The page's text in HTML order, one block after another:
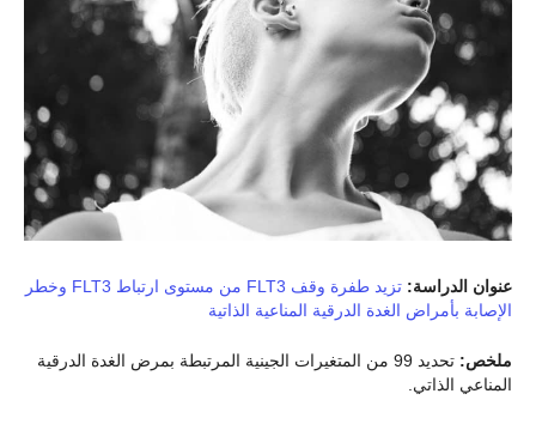
عنوان الدراسة:
تزيد طفرة وقف FLT3 من مستوى ارتباط FLT3 وخطر
الإصابة بأمراض الغدة الدرقية المناعية الذاتية
ملخص:
تحديد 99 من المتغيرات الجينية المرتبطة بمرض الغدة الدرقية
المناعي الذاتي.